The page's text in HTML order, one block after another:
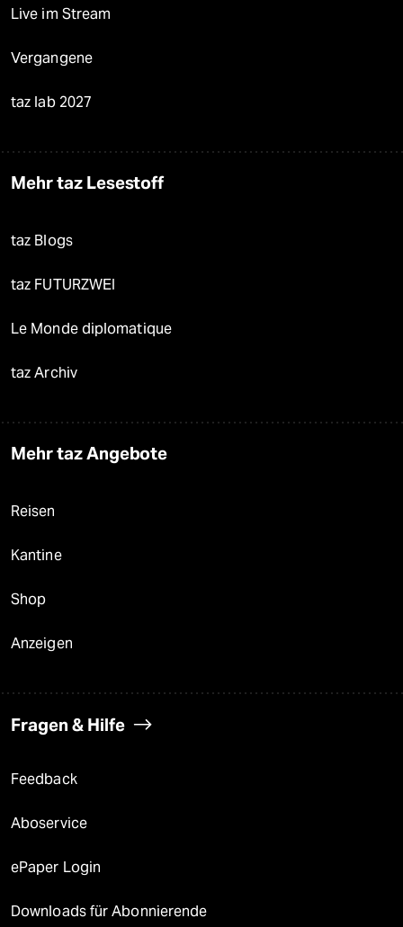
Live im Stream
Vergangene
taz lab 2027
Mehr taz Lesestoff
taz Blogs
taz FUTURZWEI
Le Monde diplomatique
taz Archiv
Mehr taz Angebote
Reisen
Kantine
Shop
Anzeigen
Fragen & Hilfe
Feedback
Aboservice
ePaper Login
Downloads für Abonnierende